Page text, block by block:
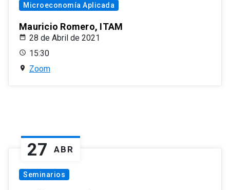
Microeconomía Aplicada
Mauricio Romero, ITAM
28 de Abril de 2021
15:30
Zoom
27 ABR
Seminarios